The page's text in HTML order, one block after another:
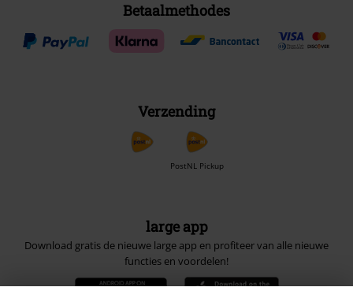
Betaalmethodes
Verzending
PostNL Pickup
large app
Download gratis de nieuwe large app en profiteer van alle nieuwe
functies en voordelen!